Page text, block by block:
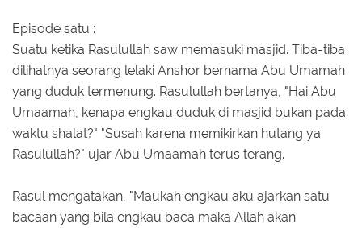
Episode satu :
Suatu ketika Rasulullah saw memasuki masjid. Tiba-tiba
dilihatnya seorang lelaki Anshor bernama Abu Umamah
yang duduk termenung. Rasulullah bertanya, "Hai Abu
Umaamah, kenapa engkau duduk di masjid bukan pada
waktu shalat?" "Susah karena memikirkan hutang ya
Rasulullah?" ujar Abu Umaamah terus terang.
Rasul mengatakan, "Maukah engkau aku ajarkan satu
bacaan yang bila engkau baca maka Allah akan